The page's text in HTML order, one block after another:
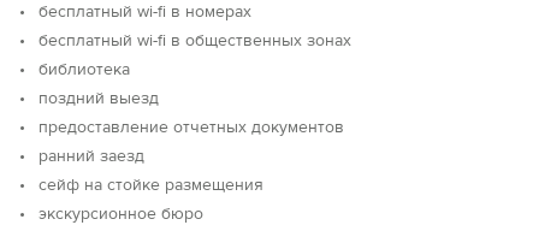
бесплатный wi-fi в номерах
бесплатный wi-fi в общественных зонах
библиотека
поздний выезд
предоставление отчетных документов
ранний заезд
сейф на стойке размещения
экскурсионное бюро